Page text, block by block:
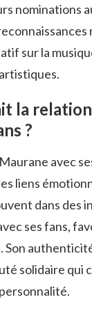
nominations
sur la
la
?
avec
liens
dans des
ses fans,
Son
solidaire qui